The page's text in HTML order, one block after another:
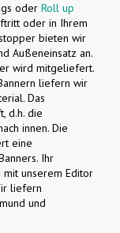
oder Roll up
oder in Ihrem
bieten wir
Außeneinsatz an.
wird mitgeliefert.
liefern wir
Das
d.h. die
innen. Die
eine
Ihr
unserem Editor
liefern
und